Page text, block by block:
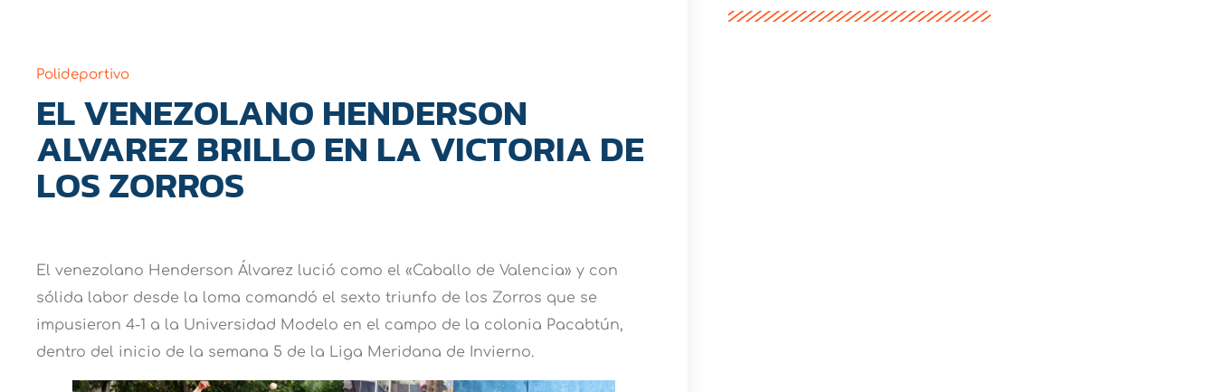
Polideportivo
EL VENEZOLANO HENDERSON
ALVAREZ BRILLO EN LA VICTORIA DE
LOS ZORROS
El venezolano Henderson Álvarez lució como el «Caballo de Valencia» y con
sólida labor desde la loma comandó el sexto triunfo de los Zorros que se
impusieron 4-1 a la Universidad Modelo en el campo de la colonia Pacabtún,
dentro del inicio de la semana 5 de la Liga Meridana de Invierno.